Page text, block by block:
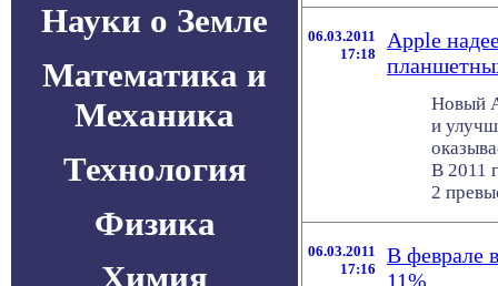
Науки о Земле
Математика и
Механика
Технология
Физика
Химия
06.03.2011
17:18
Apple
Новый
и
В 2011
2
06.03.2011
17:16
В феврале
11%